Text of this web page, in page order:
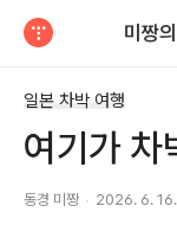
일본 차박 여행
여기가 차
동경 미짱 2026. 6.